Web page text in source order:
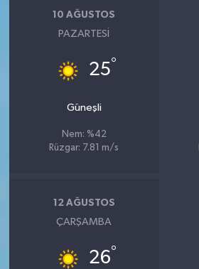
10 AĞUSTOS
PAZARTESI
25°
Güneşli
Nem: %42
Rüzgar: 7.81 m/s
12 AĞUSTOS
ÇARŞAMBA
26°